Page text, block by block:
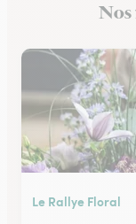
Fleuristes àNos
Le Rallye Floral